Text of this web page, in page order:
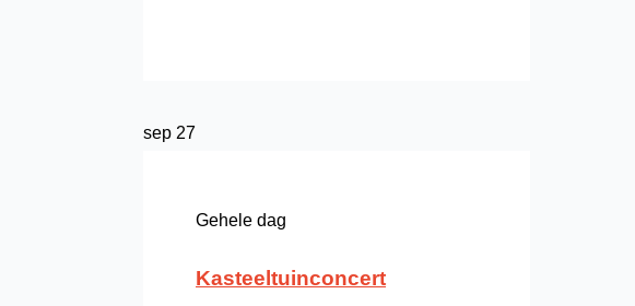
sep 27
Gehele dag
Kasteeltuinconcert